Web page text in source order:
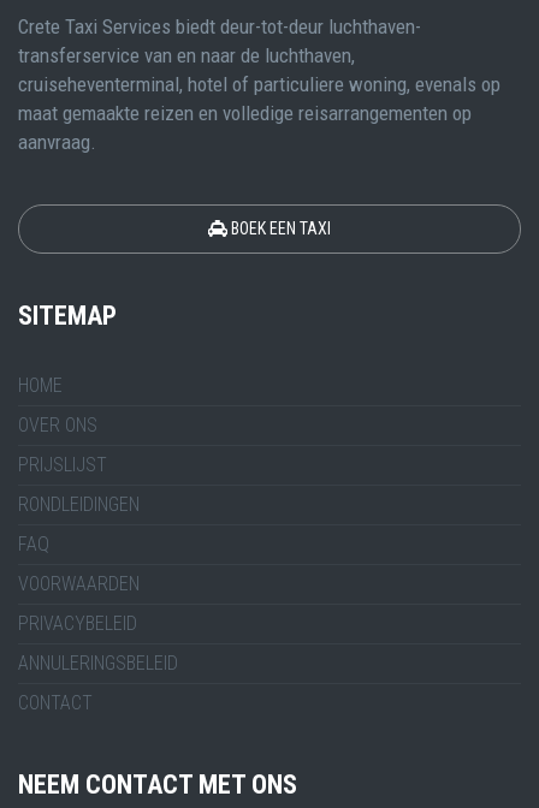
Crete Taxi Services biedt deur-tot-deur luchthaven-
transferservice van en naar de luchthaven,
cruiseheventerminal, hotel of particuliere woning, evenals op
maat gemaakte reizen en volledige reisarrangementen op
aanvraag.
BOEK EEN TAXI
SITEMAP
HOME
OVER ONS
PRIJSLIJST
RONDLEIDINGEN
FAQ
VOORWAARDEN
PRIVACYBELEID
ANNULERINGSBELEID
CONTACT
NEEM CONTACT MET ONS